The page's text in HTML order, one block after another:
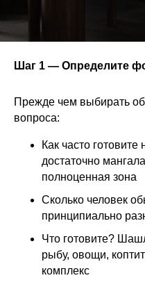
Шаг 1 — Определите
Прежде чем выбирать
вопроса:
Как часто
достаточно
полноценная зона
Сколько человек
принципиально
Что готовите?
рыбу, овощи,
комплекс